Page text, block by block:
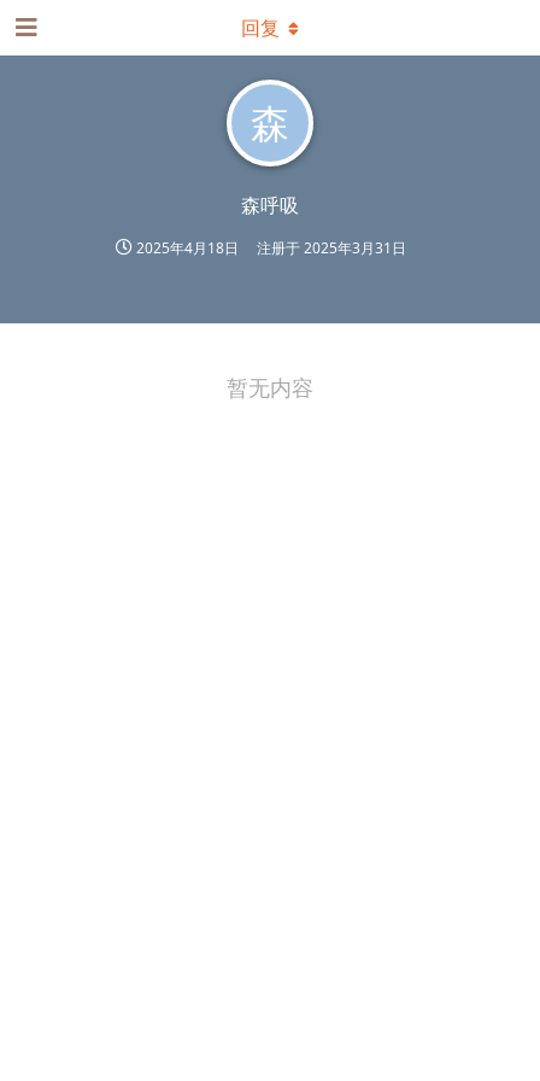
森
森呼吸
2025年4月18日 注册于2025年3月31日
回复
暂无内容